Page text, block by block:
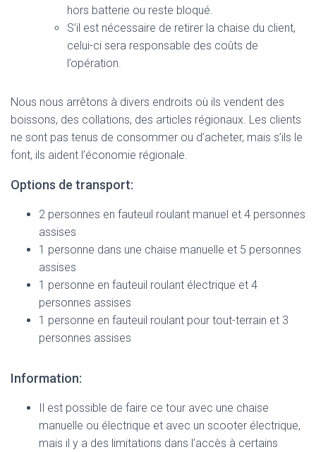
hors batterie ou reste bloqué.
S’il est nécessaire de retirer la chaise du client,
celui-ci sera responsable des coûts de
l’opération.
Nous nous arrêtons à divers endroits où ils vendent des
boissons, des collations, des articles régionaux. Les clients
ne sont pas tenus de consommer ou d’acheter, mais s’ils le
font, ils aident l’économie régionale.
Options de transport:
2 personnes en fauteuil roulant manuel et 4 personnes
assises
1 personne dans une chaise manuelle et 5 personnes
assises
1 personne en fauteuil roulant électrique et 4
personnes assises
1 personne en fauteuil roulant pour tout-terrain et 3
personnes assises
Information:
Il est possible de faire ce tour avec une chaise
manuelle ou électrique et avec un scooter électrique,
mais il y a des limitations dans l’accès à certains